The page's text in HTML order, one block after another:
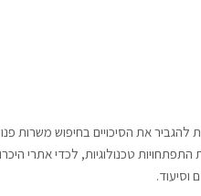
להגביר את הסיכויים בחיפוש משרות
טכנולוגיות, לכדי אתרי
וסיעוד.